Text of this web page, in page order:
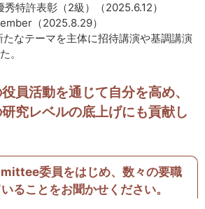
許表彰（2級）（2025.6.12）
（2025.8.29）
なテーマを主体に招待講演や基調講演
。
員活動を通じて自分を高め、
究レベルの底上げにも貢献し
委員をはじめ、数々の要職
ることをお聞かせください。